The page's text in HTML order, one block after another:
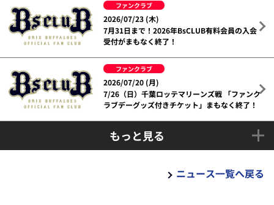
ファンクラブ
2026/07/23 (木)
7月31日まで！2026年BsCLUB有料会員の入会
受付がまもなく終了！
ファンクラブ
2026/07/20 (月)
7/26（日）千葉ロッテマリーンズ戦 「ファンク
ラブデーグッズ付きチケット」まもなく終了！
もっと見る
ニュース一覧へ戻る